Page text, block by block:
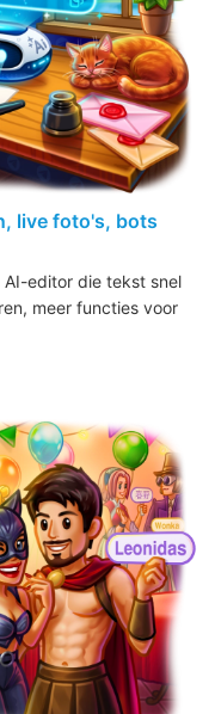
live foto's, bots
editor die tekst snel
meer functies voor